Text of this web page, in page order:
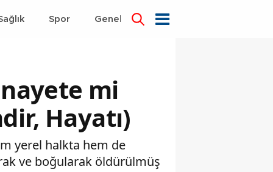
Spor Genel Dünya
mi
Hayatı)
yerel halkta hem de
ve boğularak öldürülmüş